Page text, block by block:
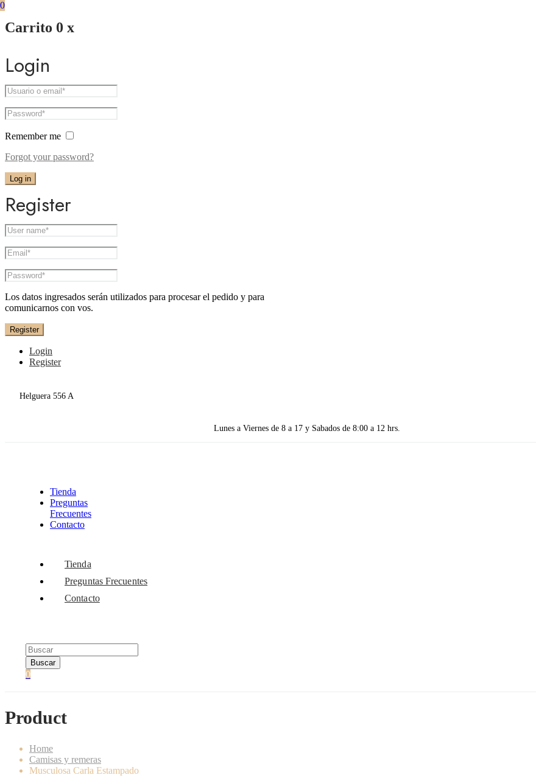
Carrito 0 x
Login
Remember me
Forgot your password?
Log in
Register
Los datos ingresados serán utilizados para procesar el pedido y para
comunicarnos con vos.
Register
Login
Register
Helguera 556 A
Lunes a Viernes de 8 a 17 y Sabados de 8:00 a 12 hrs.
Tienda
Preguntas
Frecuentes
Contacto
Tienda
Preguntas Frecuentes
Contacto
Buscar
0
0
Product
Home
Camisas y remeras
Musculosa Carla Estampado